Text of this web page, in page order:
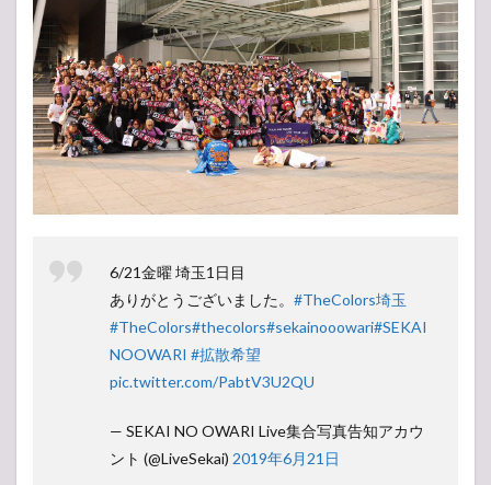
6/21金曜 埼玉1日目
ありがとうございました。 #TheColors埼玉
#TheColors#thecolors#sekainooowari#SEKAI
NOOWARI #拡散希望️
pic.twitter.com/PabtV3U2QU
— SEKAI NO OWARI Live集合写真告知アカウ
ント (@LiveSekai) 2019年6月21日